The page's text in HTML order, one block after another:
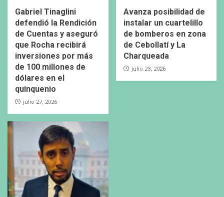
Gabriel Tinaglini
defendió la Rendición
de Cuentas y aseguró
que Rocha recibirá
inversiones por más
de 100 millones de
dólares en el
quinquenio
julio 27, 2026
Avanza posibilidad de
instalar un cuartelillo
de bomberos en zona
de Cebollatí y La
Charqueada
julio 23, 2026